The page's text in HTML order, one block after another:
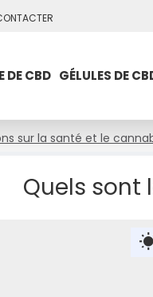
DE CBD GÉLULES DE
sur la santé et le
Quels sont